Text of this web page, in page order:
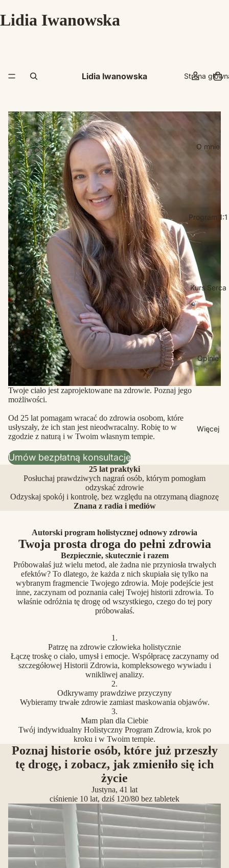
Lidia Iwanowska
Lidia Iwanowska Strona
O mnie
Program 1:1
Kurs Serca
Opinie
Więcej
Twoje ciało jest zaprojektowane na zdrowie. Poznaj jego
możliwości.
Od 25 lat pomagam wracać do zdrowia osobom, które
usłyszały, że ich stan jest nieodwracalny. Robię to w
zgodzie z naturą i w Twoim własnym tempie.
Umów bezpłatną konsultację
25 lat praktyki
Posłuchaj prawdziwych nagrań osób, którym pomogłam
odzyskać zdrowie
Odzyskaj spokój i kontrolę, bez względu na otrzymaną diagnozę
Znana z radia i mediów
Autorski program holistycznej odnowy zdrowia
Twoja prosta droga do pełni zdrowia
Bezpiecznie, skutecznie i razem
Próbowałaś już wielu metod, ale żadna nie przyniosła trwałych
efektów? To dlatego, że każda z nich skupiała się tylko na
wybranym fragmencie Twojego zdrowia. Moje podejście jest
inne, zaczynam od poznania całej Twojej historii zdrowia. To
właśnie odróżnia tę drogę od wszystkiego, czego do tej pory
próbowałaś.
1.
Patrzę na zdrowie człowieka holistycznie
Łączę troskę o ciało, umysł i emocje. Współpracę zaczynamy od
szczegółowej Historii Zdrowia, kompleksowego wywiadu i
wnikliwej analizy.
2.
Odkrywamy prawdziwe przyczyny
Wybieramy trwałe zdrowie zamiast maskowania objawów.
3.
Mam plan dla Ciebie
Twój indywidualny Holistyczny Program Zdrowia, krok po
kroku i w Twoim tempie.
Poznaj historie osób, które już przeszły
tę drogę, i zobacz, jak zmieniło się ich
życie
Justyna, 41 lat
ciśnienie 10 lat, dziś 120/80 bez tabletek